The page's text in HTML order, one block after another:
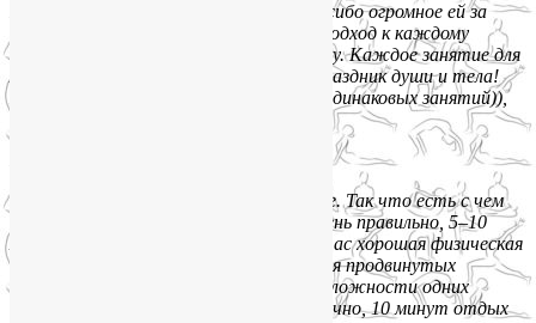
Но всего этого не было б без Лии! Спасибо огромное ей за
профессионализм, за индивидуальный подход к каждому
занимающемуся, за любовь к своему делу. Каждое занятие для
меня — это как маленький праздник, праздник души и тела!
И у нас, на йоге на Соколе, не бывает одинаковых занятий)),
«Лия — мой четвёртый тренер по йоге. Так что есть с чем
сравнивать. Занятия организованы очень правильно, 5–10
минут самодиагностика и дыхание, 1 час хорошая физическая
нагрузка, как для начинающих, так и для продвинутых
пользователей за счёт регулирования сложности одних
и тех же упражнений (асан), ну и, конечно, 10 минут отдых